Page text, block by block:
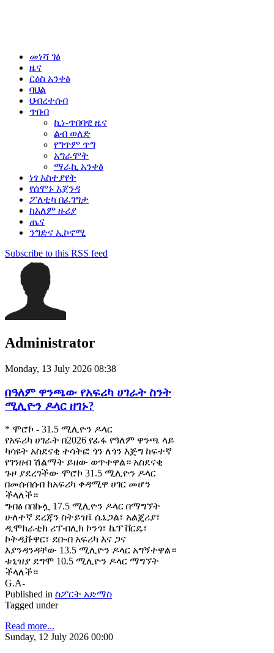
መነሻ ገፅ
ዜና
ርዕስ አንቀፅ
ባህል
ህብረተሰብ
ጥበብ
ኪነ-ጥበባዊ ዜና
ልብ ወለድ
የግጥም ጥግ
አግራሞት
ማራኪ አንቀፅ
ነፃ አስተያየት
የሰሞኑ አጀንዳ
ፖለቲካ በፈገግታ
ከአለም ዙሪያ
ጤና
ንግድና ኢኮኖሚ
Subscribe to this RSS feed
Administrator
Monday, 13 July 2026 08:38
በዓለም ዋንጫው የአፍሪካ ሀገራት ስንት
ሚሊዮን ዶላር ዘገኑ?
* ሞሮኮ - 31.5 ሚሊዮን ዶላር
የአፍሪካ ሀገራት በ2026 የፊፋ የዓለም ዋንጫ ላይ
ካሳዩት አስደናቂ ተሳትፎ ጎን ለጎን እጅግ ከፍተኛ
የገንዘብ ሽልማት ይዘው ወጥተዋል። አስደናቂ
ጉዞ ያደረገችው ሞሮኮ 31.5 ሚሊዮን ዶላር
በመሰብሰብ ከአፍሪካ ቀዳሚዋ ሀገር መሆን
ችላለች።
ግብፅ በበኩሏ 17.5 ሚሊዮን ዶላር በማግኘት
ሁለተኛ ደረጃን ስትይዝ፤ ሴኔጋል፣ አልጄሪያ፣
ዲሞክራቲክ ሪፐብሊክ ኮንጎ፣ ኬፕ ቨርዴ፣
ኮትዲቩዋር፣ ደቡብ አፍሪካ እና ጋና
እያንዳንዳቸው 13.5 ሚሊዮን ዶላር አግኝተዋል።
ቱኒዝያ ደግሞ 10.5 ሚሊዮን ዶላር ማግኘት
ችላለች።
G.A-
Published in ስፖርት አድማስ
Tagged under
Read more...
Sunday, 12 July 2026 00:00